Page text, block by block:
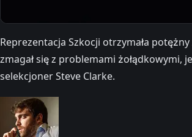
Reprezentacja Szkocji otrzymała
zmagał się z problemami żołądkowymi,
selekcjoner Steve Clarke.